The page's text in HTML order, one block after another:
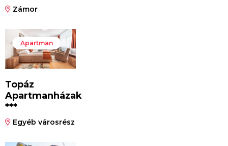
Zámor
Apartman
Topáz
Apartmanházak
***
Egyéb városrész